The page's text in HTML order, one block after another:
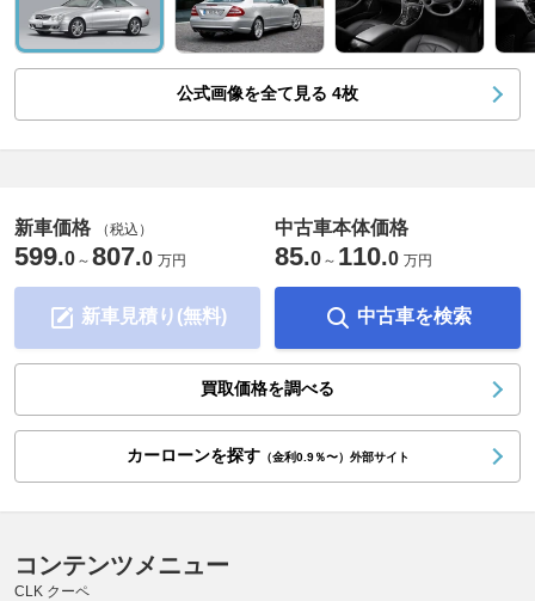
公式画像を全て見る 4枚
新車価格 （税込）
599.0 ～ 807.0 万円
新車見積り(無料)
中古車本体価格
85.0 ～ 110.0 万円
中古車を検索
買取価格を調べる
カーローンを探す（金利0.9％〜）外部サイト
コンテンツメニュー
CLK クーペ